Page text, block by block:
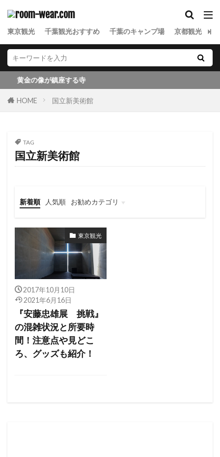
東京観光 千葉観光おすすめ 千葉のキャンプ場 京都観光
黄金の像が鎮座する寺
HOME 国立新美術館
TAG
国立新美術館
新着順 人気順 お勧めカテゴリ
東京観光
2017年10月10日
2021年6月16日
『安藤忠雄展 挑戦』
の混雑状況と所要時
間！注意点や見どこ
ろ、グッズも紹介！